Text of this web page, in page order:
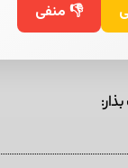
👎 منفی